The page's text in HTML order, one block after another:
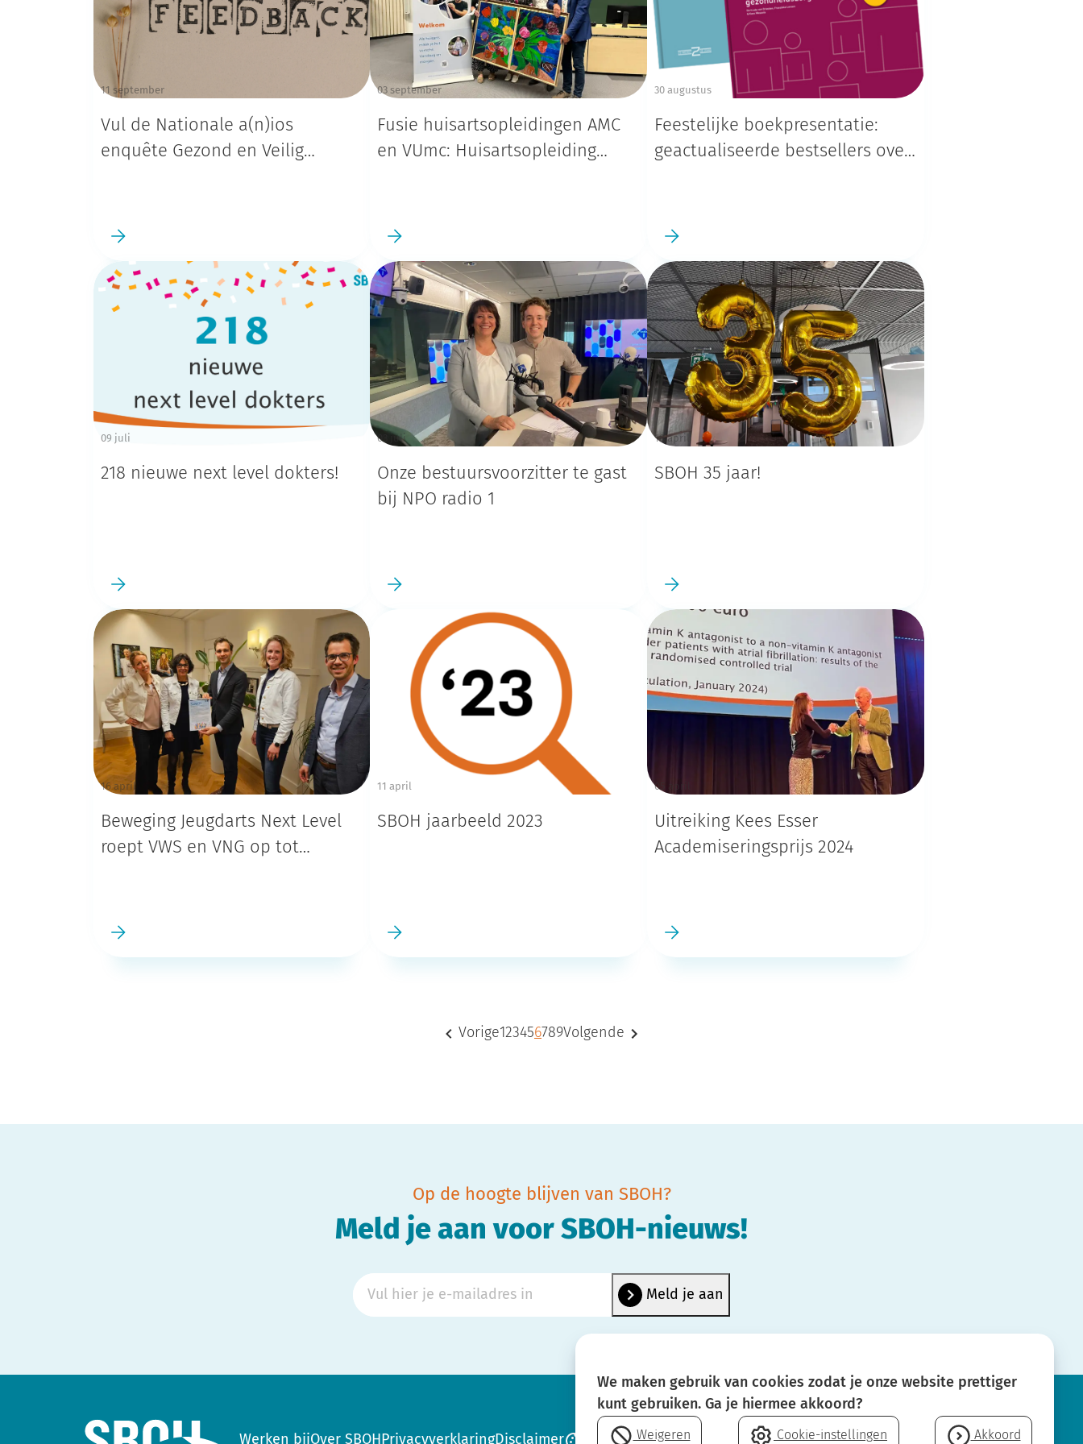
11 september
Vul de Nationale a(n)ios
enquête Gezond en Veilig
03 september
Fusie huisartsopleidingen AMC
en VUmc: Huisartsopleiding
30 augustus
Feestelijke boekpresentatie:
geactualiseerde bestsellers over
09 juli
218 nieuwe next level dokters!
03 juli
Onze bestuursvoorzitter te gast
bij NPO radio 1
18 april
SBOH 35 jaar!
16 april
Beweging Jeugdarts Next Level
roept VWS en VNG op tot
11 april
SBOH jaarbeeld 2023
05 april
Uitreiking Kees Esser
Academiseringsprijs 2024
Vorige1 23456789Volgende
Op de hoogte blijven van SBOH?
Meld je aan voor SBOH-nieuws!
Werken bijOver SBOH PrivacyverklaringDisclaimer Cookie-instellingen Neem contact op
We maken gebruik van cookies zodat je onze website prettiger
kunt gebruiken. Ga je hiermee akkoord?
Weigeren Cookie-instellingen Akkoord